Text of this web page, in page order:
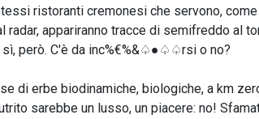
ristoranti cremonesi che servono,
radar, appariranno tracce di semifreddo al
però. C'è da inc%€%&♤●♤♤rsi o no?
di erbe biodinamiche, biologiche, a km
sarebbe un lusso, un piacere: no!